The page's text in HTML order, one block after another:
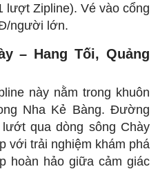
lượt Zipline). Vé vào cổng
người lớn.
– Hang Tối, Quảng
này nằm trong khuôn
Nha Kẻ Bàng. Đường
qua dòng sông Chày
với trải nghiệm khám phá
hoàn hảo giữa cảm giác